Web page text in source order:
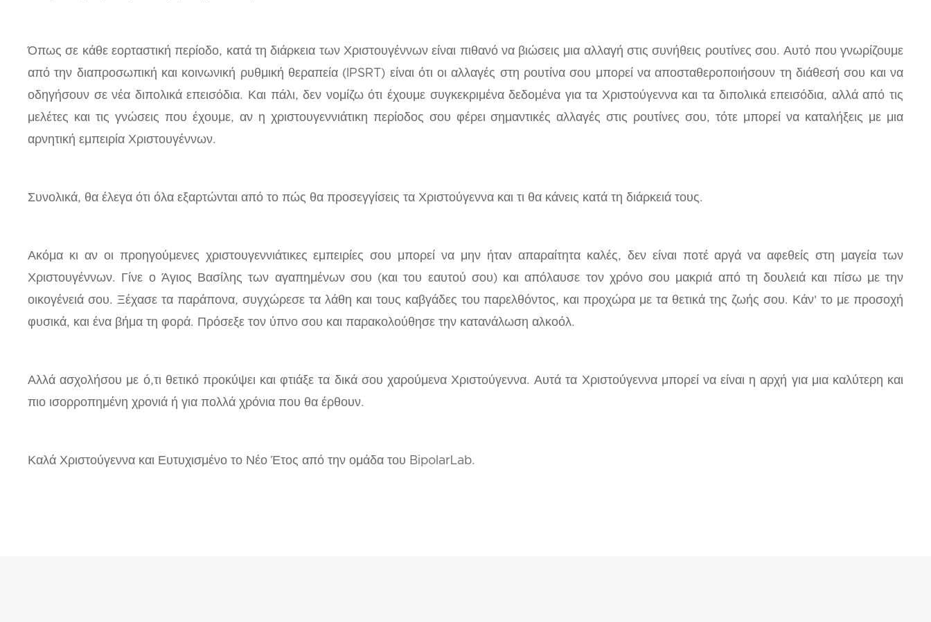
Όπως σε κάθε εορταστική περίοδο, κατά τη διάρκεια των Χριστουγέννων είναι πιθανό να βιώσεις μια αλλαγή στις συνήθεις ρουτίνες σου. Αυτό που γνωρίζουμε
από την διαπροσωπική και κοινωνική ρυθμική θεραπεία (IPSRT) είναι ότι οι αλλαγές στη ρουτίνα σου μπορεί να αποσταθεροποιήσουν τη διάθεσή σου και να
οδηγήσουν σε νέα διπολικά επεισόδια. Και πάλι, δεν νομίζω ότι έχουμε συγκεκριμένα δεδομένα για τα Χριστούγεννα και τα διπολικά επεισόδια, αλλά από τις
μελέτες και τις γνώσεις που έχουμε, αν η χριστουγεννιάτικη περίοδος σου φέρει σημαντικές αλλαγές στις ρουτίνες σου, τότε μπορεί να καταλήξεις με μια
αρνητική εμπειρία Χριστουγέννων.
Συνολικά, θα έλεγα ότι όλα εξαρτώνται από το πώς θα προσεγγίσεις τα Χριστούγεννα και τι θα κάνεις κατά τη διάρκειά τους.
Ακόμα κι αν οι προηγούμενες χριστουγεννιάτικες εμπειρίες σου μπορεί να μην ήταν απαραίτητα καλές, δεν είναι ποτέ αργά να αφεθείς στη μαγεία των
Χριστουγέννων. Γίνε ο Άγιος Βασίλης των αγαπημένων σου (και του εαυτού σου) και απόλαυσε τον χρόνο σου μακριά από τη δουλειά και πίσω με την
οικογένειά σου. Ξέχασε τα παράπονα, συγχώρεσε τα λάθη και τους καβγάδες του παρελθόντος, και προχώρα με τα θετικά της ζωής σου. Κάν' το με προσοχή
φυσικά, και ένα βήμα τη φορά. Πρόσεξε τον ύπνο σου και παρακολούθησε την κατανάλωση αλκοόλ.
Αλλά ασχολήσου με ό,τι θετικό προκύψει και φτιάξε τα δικά σου χαρούμενα Χριστούγεννα. Αυτά τα Χριστούγεννα μπορεί να είναι η αρχή για μια καλύτερη και
πιο ισορροπημένη χρονιά ή για πολλά χρόνια που θα έρθουν.
Καλά Χριστούγεννα και Ευτυχισμένο το Νέο Έτος από την ομάδα του BipolarLab.